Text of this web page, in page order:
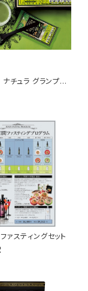
チュラ グランプロ
ァスティングセット